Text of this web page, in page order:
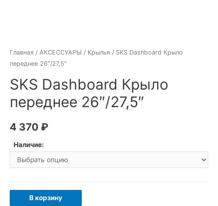
Главная / АКСЕССУАРЫ / Крылья / SKS Dashboard Крыло
переднее 26″/27,5″
SKS Dashboard Крыло
переднее 26″/27,5″
4 370 ₽
Наличие:
Количество
В корзину